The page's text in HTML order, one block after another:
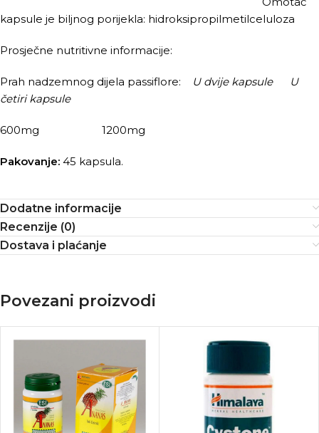
kapsule je biljnog porijekla: hidroksipropilmetilceluloza
Prosječne nutritivne informacije:
Prah nadzemnog dijela passiflore: U dvije kapsule
U
četiri kapsule
600mg 1200mg
Pakovanje: 45 kapsula.
Dodatne informacije
Recenzije (0)
Dostava i plaćanje
Povezani proizvodi